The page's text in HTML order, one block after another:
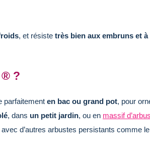
, et résiste très bien aux embruns et à
® ?
parfaitement en bac ou grand pot, pour
, dans un petit jardin, ou en massif
d’autres arbustes persistants comme le